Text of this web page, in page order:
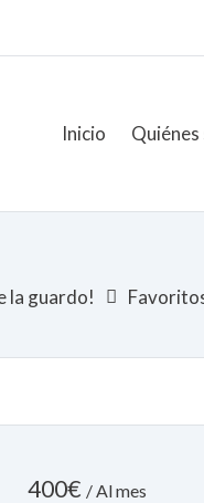
Inicio
la guardo!
400€ / Al mes